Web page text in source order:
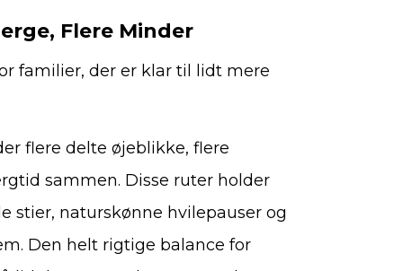
Flere Minder
familier, der er klar til lidt mere
flere delte øjeblikke, flere
sammen. Disse ruter holder
stier, naturskønne hvilepauser og
Den helt rigtige balance for